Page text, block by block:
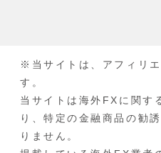
※当サイトは、アフィリ
す。
当サイトは海外FXに関す
り、特定の金融商品の勧
りません。